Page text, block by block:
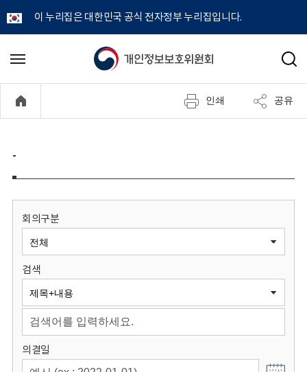
이 누리집은 대한민국 공식 전자정부 누리집입니다.
개
정
보
원
회
메
기
검
인쇄 공유
-
회의구분
검색
의결일